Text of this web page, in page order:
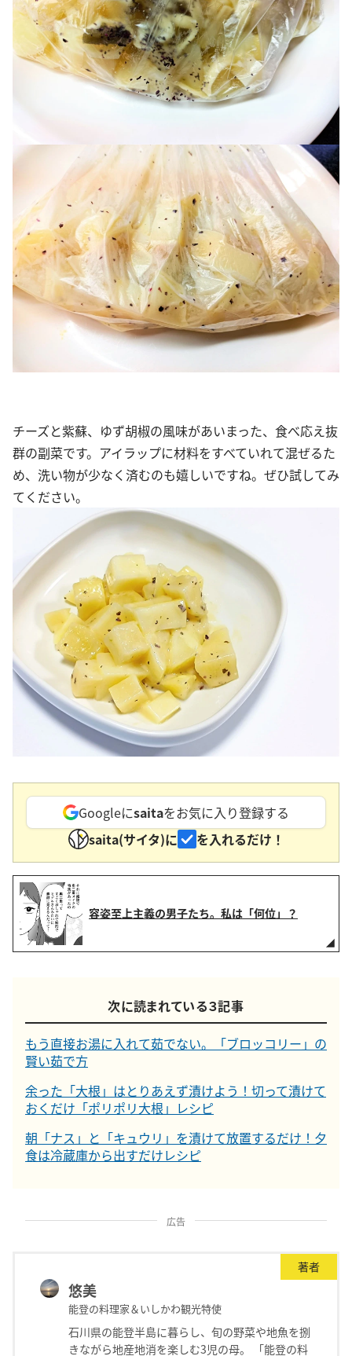
チーズと紫蘇、ゆず胡椒の風味があいまった、食べ応え抜
群の副菜です。アイラップに材料をすべていれて混ぜるた
め、洗い物が少なく済むのも嬉しいですね。ぜひ試してみ
てください。
Googleにsaitaをお気に入り登録する
saita(サイタ)に
を入れるだけ！
容姿至上主義の男子たち。私は「何位」？
次に読まれている３記事
もう直接お湯に入れて茹でない。「ブロッコリー」の
賢い茹で方
余った「大根」はとりあえず漬けよう！切って漬けて
おくだけ「ポリポリ大根」レシピ
朝「ナス」と「キュウリ」を漬けて放置するだけ！夕
食は冷蔵庫から出すだけレシピ
広告
著者
悠美
能登の料理家＆いしかわ観光特使
石川県の能登半島に暮らし、旬の野菜や地魚を捌
きながら地産地消を楽しむ3児の母。 「能登の料